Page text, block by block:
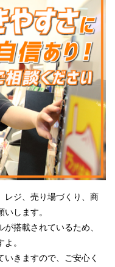
レジ、売り場づくり、商
します。
搭載されているため、
。
きますので、ご安心く